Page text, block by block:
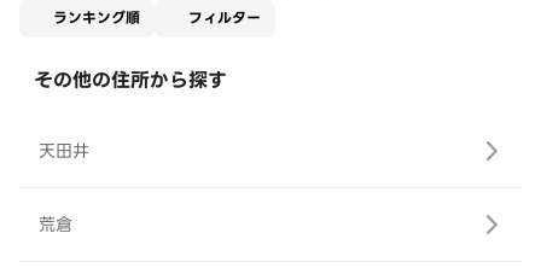
ランキング順 フィルター
その他の住所から探す
天田井
荒倉